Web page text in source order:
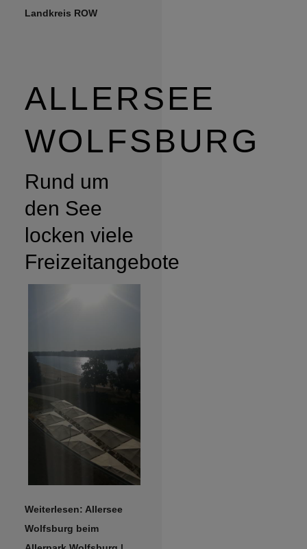
Landkreis ROW
ALLERSEE
WOLFSBURG
Rund um
den See
locken viele
Freizeitangebote
Weiterlesen: Allersee
Wolfsburg beim